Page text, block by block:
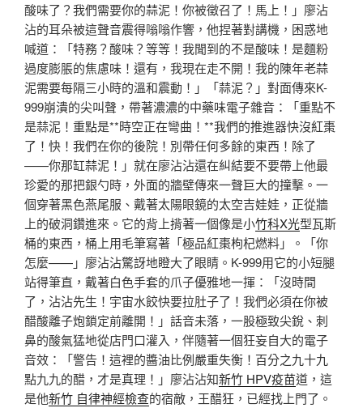
酸味了？我們需要你的蒜泥！你被徵召了！馬上！」廖沾
沾的耳朵被這聲音震得嗡嗡作響，他捏著對講機，困惑地
喊道：「特務？酸味？等等！我聞到的不是酸味！是麵粉
過度膨脹的焦慮味！還有，我現在走不開！我的陳年老蒜
泥需要每隔三小時的溫和震動！」「蒜泥？」對面傳來K-
999崩潰的尖叫聲，帶著濃濃的中藥味電子雜音：「重點不
是蒜泥！重點是**時空正在彎曲！**我們的推進器快沒紅棗
了！快！我們在你的後院！別帶任何多餘的東西！除了
——你那缸蒜泥！」就在廖沾沾還在糾結要不要帶上他最
珍愛的那把銀勺時，外面的牆壁傳來一聲巨大的撞擊。一
個穿著黑色燕尾服、戴著太陽眼鏡的太空吉娃娃，正從牆
上的破洞鑽進來。它的背上揹著一個像是小竹科X光型瓦斯
桶的東西，桶上用毛筆寫著「極品紅棗枸杞燃料」。「你
怎麼——」廖沾沾驚訝地瞪大了眼睛。K-999用它的小短腿
站得筆直，戴著白色手套的爪子優雅地一揮：「沒時間
了，沾沾先生！宇宙水餃快要拉肚子了！我們必須在你被
醋酸離子炮鎖定前離開！」話音未落，一股極致尖銳、刺
鼻的酸氣猛地從店門口灌入，伴隨著一個狂妄自大的電子
音效：「警告！這裡的醬油比例嚴重失衡！百分之九十九
點九九的醋，才是真理！」廖沾沾知新竹 HPV疫苗道，這
是他新竹 自律神經檢查的宿敵，王醋狂，已經找上門了。